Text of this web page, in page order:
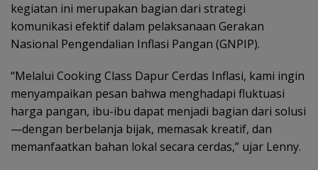
kegiatan ini merupakan bagian dari strategi
komunikasi efektif dalam pelaksanaan Gerakan
Nasional Pengendalian Inflasi Pangan (GNPIP).
“Melalui Cooking Class Dapur Cerdas Inflasi, kami ingin
menyampaikan pesan bahwa menghadapi fluktuasi
harga pangan, ibu-ibu dapat menjadi bagian dari solusi
—dengan berbelanja bijak, memasak kreatif, dan
memanfaatkan bahan lokal secara cerdas,” ujar Lenny.